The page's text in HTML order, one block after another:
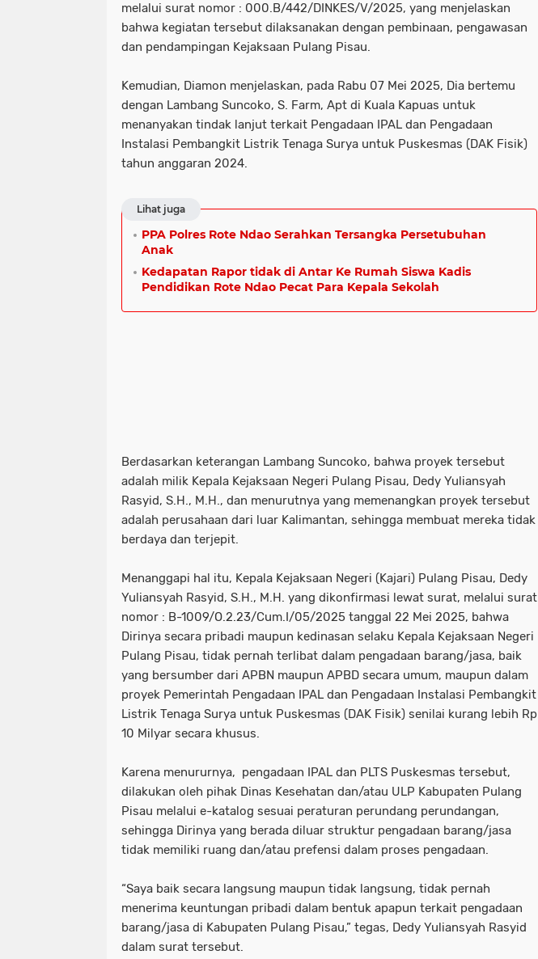
melalui surat nomor : 000.B/442/DINKES/V/2025, yang menjelaskan
bahwa kegiatan tersebut dilaksanakan dengan pembinaan, pengawasan
dan pendampingan Kejaksaan Pulang Pisau.
Kemudian, Diamon menjelaskan, pada Rabu 07 Mei 2025, Dia bertemu
dengan Lambang Suncoko, S. Farm, Apt di Kuala Kapuas untuk
menanyakan tindak lanjut terkait Pengadaan IPAL dan Pengadaan
Instalasi Pembangkit Listrik Tenaga Surya untuk Puskesmas (DAK Fisik)
tahun anggaran 2024.
Lihat juga
PPA Polres Rote Ndao Serahkan Tersangka Persetubuhan
Anak
Kedapatan Rapor tidak di Antar Ke Rumah Siswa Kadis
Pendidikan Rote Ndao Pecat Para Kepala Sekolah
Berdasarkan keterangan Lambang Suncoko, bahwa proyek tersebut
adalah milik Kepala Kejaksaan Negeri Pulang Pisau, Dedy Yuliansyah
Rasyid, S.H., M.H., dan menurutnya yang memenangkan proyek tersebut
adalah perusahaan dari luar Kalimantan, sehingga membuat mereka tidak
berdaya dan terjepit.
Menanggapi hal itu, Kepala Kejaksaan Negeri (Kajari) Pulang Pisau, Dedy
Yuliansyah Rasyid, S.H., M.H. yang dikonfirmasi lewat surat, melalui surat
nomor : B-1009/O.2.23/Cum.I/05/2025 tanggal 22 Mei 2025, bahwa
Dirinya secara pribadi maupun kedinasan selaku Kepala Kejaksaan Negeri
Pulang Pisau, tidak pernah terlibat dalam pengadaan barang/jasa, baik
yang bersumber dari APBN maupun APBD secara umum, maupun dalam
proyek Pemerintah Pengadaan IPAL dan Pengadaan Instalasi Pembangkit
Listrik Tenaga Surya untuk Puskesmas (DAK Fisik) senilai kurang lebih Rp
10 Milyar secara khusus.
Karena menururnya, pengadaan IPAL dan PLTS Puskesmas tersebut,
dilakukan oleh pihak Dinas Kesehatan dan/atau ULP Kabupaten Pulang
Pisau melalui e-katalog sesuai peraturan perundang perundangan,
sehingga Dirinya yang berada diluar struktur pengadaan barang/jasa
tidak memiliki ruang dan/atau prefensi dalam proses pengadaan.
“Saya baik secara langsung maupun tidak langsung, tidak pernah
menerima keuntungan pribadi dalam bentuk apapun terkait pengadaan
barang/jasa di Kabupaten Pulang Pisau,” tegas, Dedy Yuliansyah Rasyid
dalam surat tersebut.